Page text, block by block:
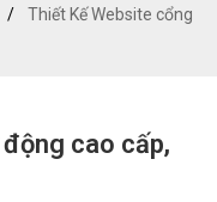
Thiết Kế Website cổng
cao cấp,